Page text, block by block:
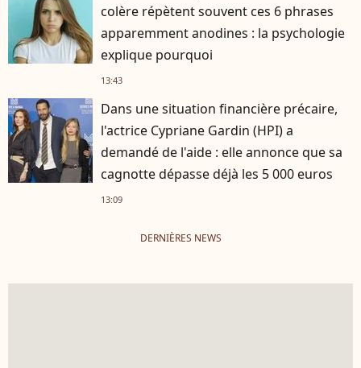
colère répètent souvent ces 6 phrases
apparemment anodines : la psychologie
explique pourquoi
13:43
Dans une situation financière précaire,
l'actrice Cypriane Gardin (HPI) a
demandé de l'aide : elle annonce que sa
cagnotte dépasse déjà les 5 000 euros
13:09
DERNIÈRES NEWS